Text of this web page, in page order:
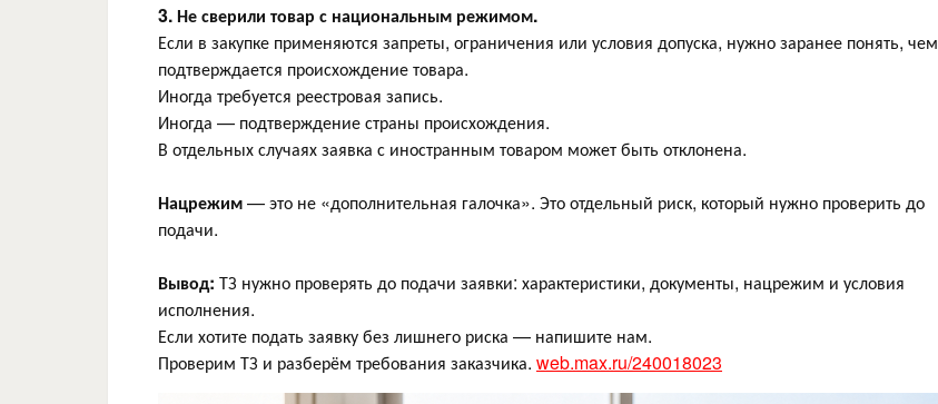
3. Не сверили товар с национальным режимом.
Если в закупке применяются запреты, ограничения или условия допуска, нужно заранее понять, чем
подтверждается происхождение товара.
Иногда требуется реестровая запись.
Иногда — подтверждение страны происхождения.
В отдельных случаях заявка с иностранным товаром может быть отклонена.
Нацрежим— это не «дополнительная галочка». Это отдельный риск, который нужно проверить до
подачи.
Вывод: ТЗ нужно проверять до подачи заявки: характеристики, документы, нацрежим и условия
исполнения.
Если хотите подать заявку без лишнего риска — напишите нам.
Проверим ТЗ и разберём требования заказчика. web.max.ru/240018023